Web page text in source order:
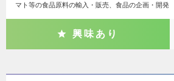
マト等の食品原料の輸入・販売、食品の企画・開発
興味あり